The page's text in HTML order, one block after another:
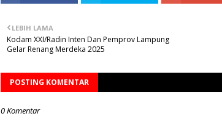
LEBIH LAMA
Kodam XXI/Radin Inten Dan Pemprov Lampung
Gelar Renang Merdeka 2025
POSTING KOMENTAR
0 Komentar